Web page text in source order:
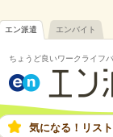
エン派遣 エンバイト
ちょうど良いワークライフ
気になる！リスト